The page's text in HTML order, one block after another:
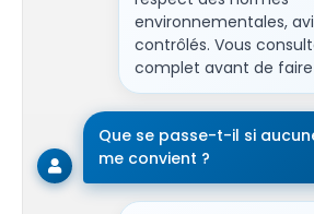
environnementales,
contrôlés. Vous
complet avant de
Que se passe-t-il si
me convient ?